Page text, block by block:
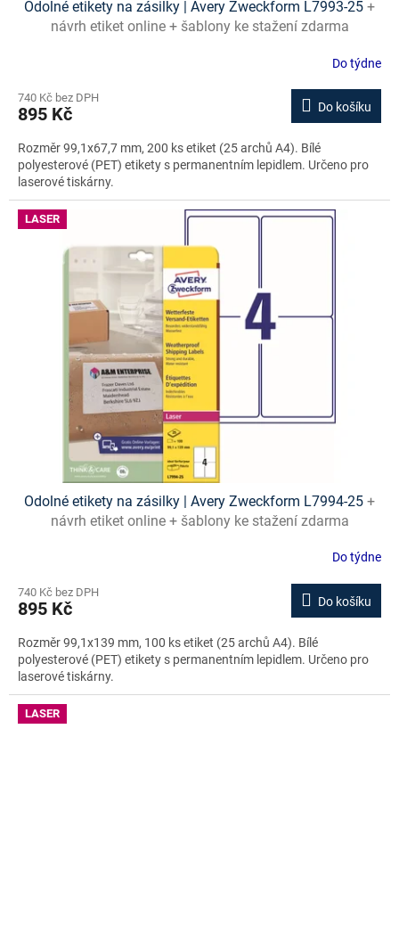
Odolné etikety na zásilky | Avery Zweckform L7993-25 +
návrh etiket online + šablony ke stažení zdarma
Do týdne
740 Kč bez DPH
895 Kč Do košíku
Rozměr 99,1x67,7 mm, 200 ks etiket (25 archů A4). Bílé
polyesterové (PET) etikety s permanentním lepidlem. Určeno pro
laserové tiskárny.
LASER
Odolné etikety na zásilky | Avery Zweckform L7994-25 +
návrh etiket online + šablony ke stažení zdarma
Do týdne
740 Kč bez DPH
895 Kč Do košíku
Rozměr 99,1x139 mm, 100 ks etiket (25 archů A4). Bílé
polyesterové (PET) etikety s permanentním lepidlem. Určeno pro
laserové tiskárny.
LASER